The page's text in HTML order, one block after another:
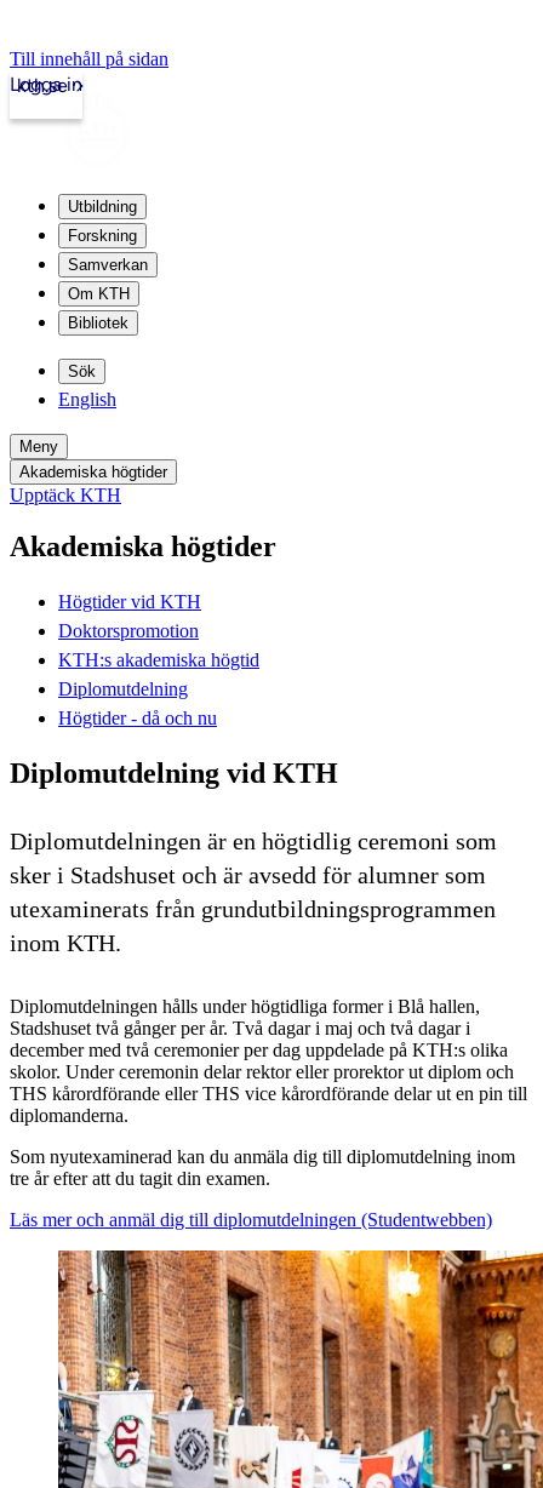
Till innehåll på sidan
kth.se
Logga in
Utbildning
Forskning
Samverkan
Om KTH
Bibliotek
Sök
English
Meny
Akademiska högtider
Upptäck KTH
Akademiska högtider
Högtider vid KTH
Doktorspromotion
KTH:s akademiska högtid
Diplomutdelning
Högtider - då och nu
Diplomutdelning vid KTH
Diplomutdelningen är en högtidlig ceremoni som
sker i Stadshuset och är avsedd för alumner som
utexaminerats från grundutbildningsprogrammen
inom KTH.
Diplomutdelningen hålls under högtidliga former i Blå hallen,
Stadshuset två gånger per år. Två dagar i maj och två dagar i
december med två ceremonier per dag uppdelade på KTH:s olika
skolor. Under ceremonin delar rektor eller prorektor ut diplom och
THS kårordförande eller THS vice kårordförande delar ut en pin till
diplomanderna.
Som nyutexaminerad kan du anmäla dig till diplomutdelning inom
tre år efter att du tagit din examen.
Läs mer och anmäl dig till diplomutdelningen (Studentwebben)